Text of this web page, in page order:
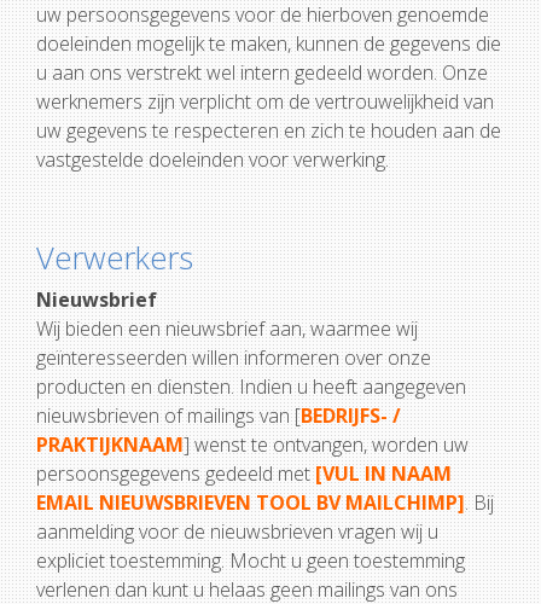
uw persoonsgegevens voor de hierboven genoemde
doeleinden mogelijk te maken, kunnen de gegevens die
u aan ons verstrekt wel intern gedeeld worden. Onze
werknemers zijn verplicht om de vertrouwelijkheid van
uw gegevens te respecteren en zich te houden aan de
vastgestelde doeleinden voor verwerking.
Verwerkers
Nieuwsbrief
Wij bieden een nieuwsbrief aan, waarmee wij
geïnteresseerden willen informeren over onze
producten en diensten. Indien u heeft aangegeven
nieuwsbrieven of mailings van [BEDRIJFS- /
PRAKTIJKNAAM] wenst te ontvangen, worden uw
persoonsgegevens gedeeld met[VUL IN NAAM
EMAIL NIEUWSBRIEVEN TOOL BV MAILCHIMP]. Bij
aanmelding voor de nieuwsbrieven vragen wij u
expliciet toestemming. Mocht u geen toestemming
verlenen dan kunt u helaas geen mailings van ons